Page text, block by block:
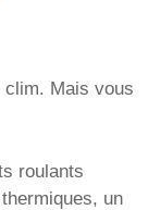
clim. Mais vous
roulants
un